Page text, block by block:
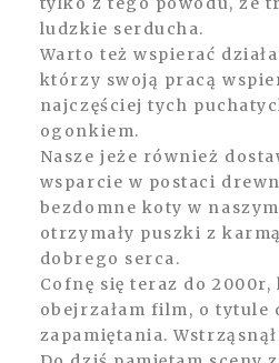
ludzkie serducha.
Warto też wspierać
którzy swoją pracą
najczęściej tych
ogonkiem.
Nasze jeże również
wsparcie w postaci
bezdomne koty w
otrzymały puszki z
dobrego serca.
Cofnę się teraz do 2000r,
obejrzałam film, o tytule
zapamiętania.